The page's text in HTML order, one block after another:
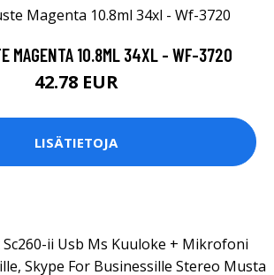
MAGENTA 10.8ML 34XL - WF-3720
42.78 EUR
LISÄTIETOJA